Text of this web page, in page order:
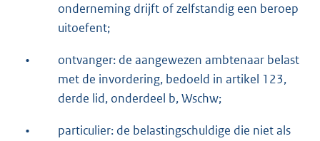
onderneming drijft of zelfstandig een beroep
uitoefent;
•
ontvanger: de aangewezen ambtenaar belast
met de invordering, bedoeld in artikel 123,
derde lid, onderdeel b, Wschw;
•
particulier: de belastingschuldige die niet als